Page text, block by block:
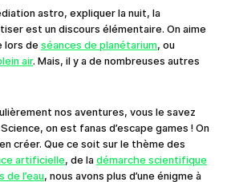
astro, expliquer la nuit, la
est un discours élémentaire. On aime
lors de séances de planétarium, ou
air. Mais, il y a de nombreuses autres
nos aventures, vous le savez
on est fanas d’escape games ! On
créer. Que ce soit sur le thème des
artificielle, de la démarche scientifique
de l’eau, nous avons plus d’une énigme à